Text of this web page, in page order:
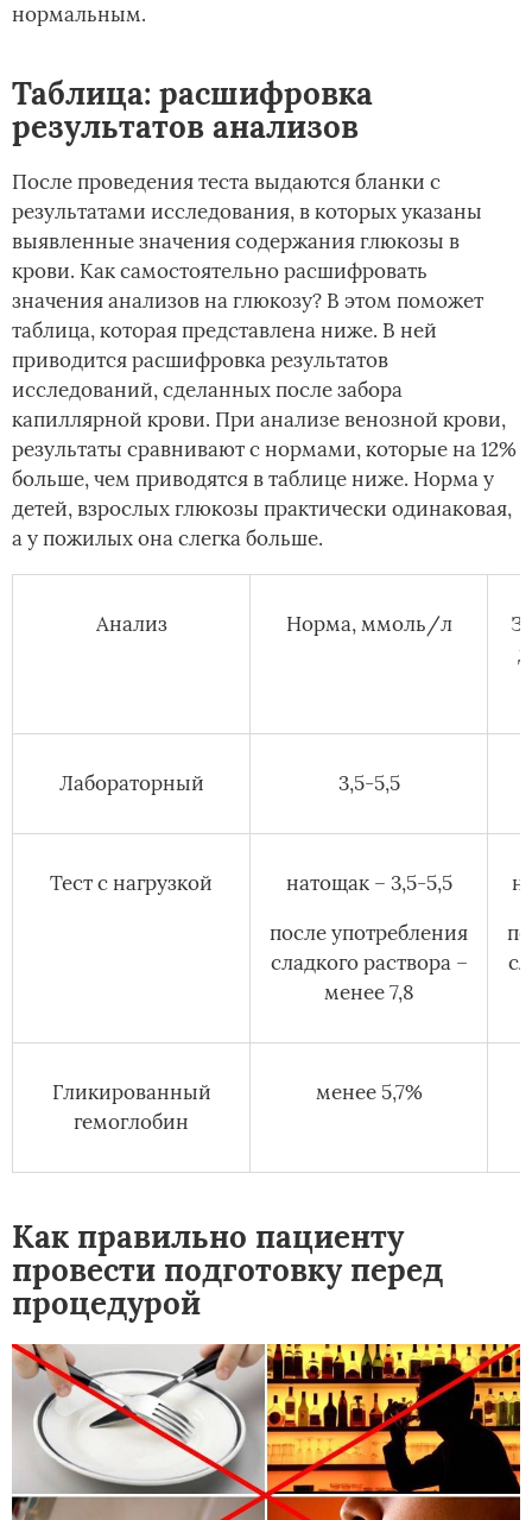
нормальным.
Таблица: расшифровка
результатов анализов
После проведения теста выдаются бланки с
результатами исследования, в которых указаны
выявленные значения содержания глюкозы в
крови. Как самостоятельно расшифровать
значения анализов на глюкозу? В этом поможет
таблица, которая представлена ниже. В ней
приводится расшифровка результатов
исследований, сделанных после забора
капиллярной крови. При анализе венозной крови,
результаты сравнивают с нормами, которые на 12%
больше, чем приводятся в таблице ниже. Норма у
детей, взрослых глюкозы практически одинаковая,
а у пожилых она слегка больше.
Анализ Норма, ммоль/л
Лабораторный 3,5-5,5
Тест с нагрузкой
натощак – 3,5-5,5
после употребления
сладкого раствора –
менее 7,8
Гликированный
гемоглобин
менее 5,7%
Как правильно пациенту
провести подготовку перед
процедурой